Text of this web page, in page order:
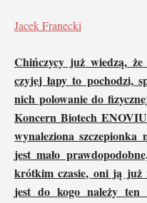
Jacek Franecki
Chińczycy już wiedzą,
czyjej łapy to pochodzi,
nich polowanie do
Koncern Biotech ENOVIU
wynaleziona
jest mało
krótkim czasie, oni ją już
jest do kogo należy